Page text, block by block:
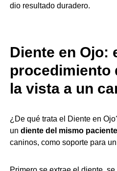
dio resultado duradero.
Diente en Ojo:
procedimiento
la vista a un
¿De qué trata el Diente en
un diente del mismo paciente
caninos, como soporte para